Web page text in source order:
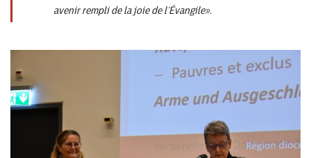
avenir rempli de la joie de l’Évangile».